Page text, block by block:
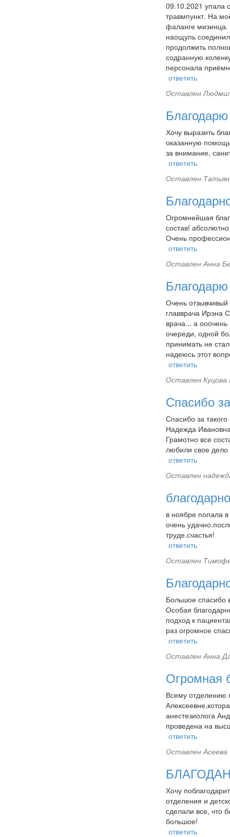
09.10.2021 упала
травмпункт. На
фаланге мизинца.
наощупь
продолжить
содранную
персонала
ответить
Оставлен
Благодарю
Хочу выразить
оказанную
за внимание,
ответить
Оставлен
Огромнейшая
состав!
Очень
ответить
ОставленАнна
Благодарю
Очень
главврача Ирэна
врача... а
очереди, одной
принимать не
надеюсь этот
ответить
Оставлен
Спасибо
Спасибо за
Надежда
Грамотно все
любили свое
ответить
Оставлен
в ноябре попала
очень
труде.счастья!
ответить
Оставлен
Большое спасибо
Особая
подход к
раз огромное
ответить
ОставленАнна
Огромная
Всему отделению
анестезиолога
проведена на
ответить
ОставленАсеева
Хочу
отделения и
сделали все, что
большое!
ответить